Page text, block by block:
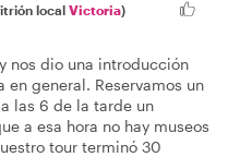
local Victoria)
nos dio una introducción
en general. Reservamos un
las 6 de la tarde un
a esa hora no hay museos
tour terminó 30